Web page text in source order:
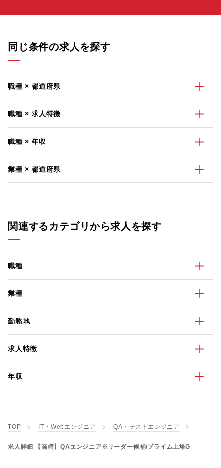
同じ条件の求人を探す
職種 × 都道府県
職種 × 求人特徴
職種 × 年収
業種 × 都道府県
関連するカテゴリから求人を探す
職種
業種
勤務地
求人特徴
年収
TOP IT・Webエンジニア QA・テストエンジニア
求人詳細 【高崎】QAエンジニア※リーダー候補/プライム上場G